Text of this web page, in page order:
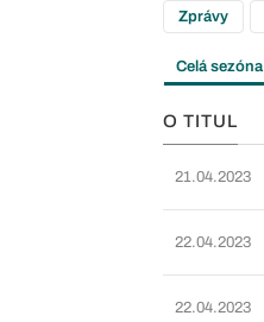
Zprávy
Celá sezóna
O TITUL
21.04.2023
22.04.2023
22.04.2023